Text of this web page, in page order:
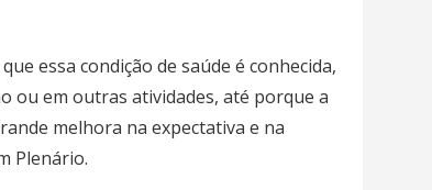
essa condição de saúde é conhecida,
ou em outras atividades, até porque a
melhora na expectativa e na
Plenário.